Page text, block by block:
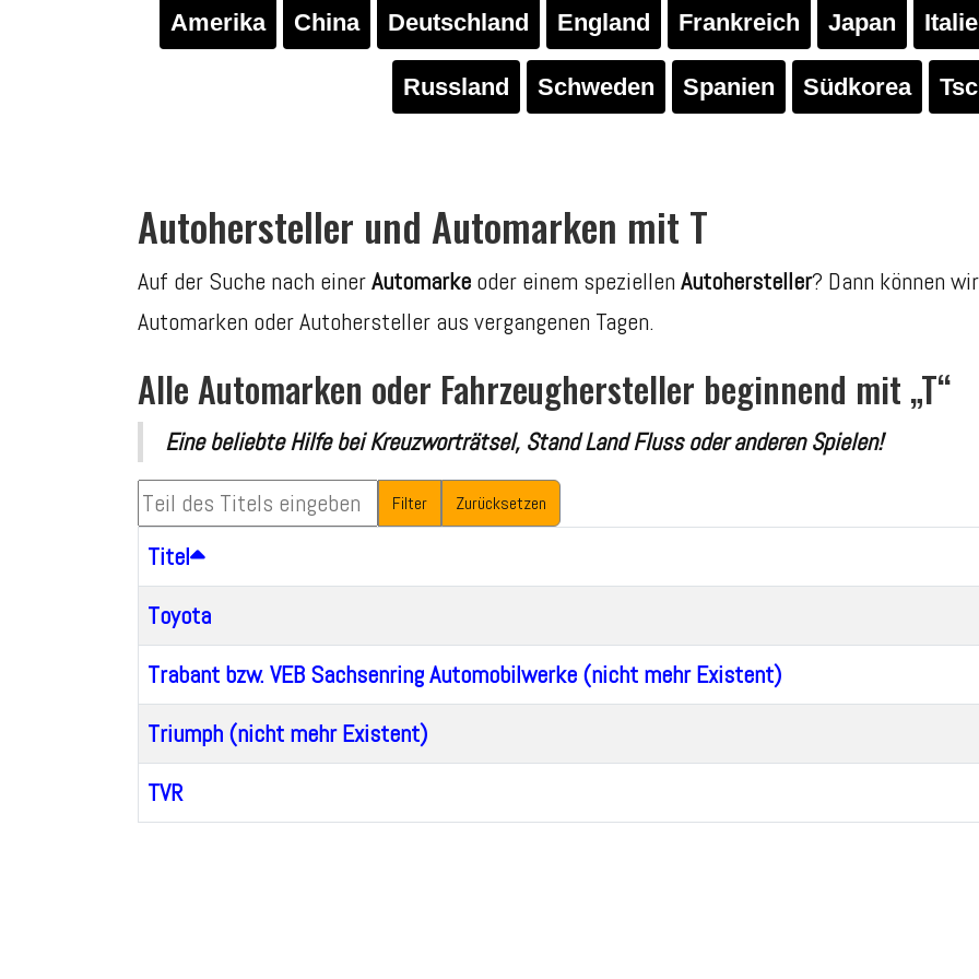
Amerika China Deutschland England Frankreich Japan
Russland Schweden Spanien Südkorea
Autohersteller und Automarken mit T
Auf der Suche nach einerAutomarke oder einem speziellen Autohersteller? Dann können
Automarken oder Autohersteller aus vergangenen Tagen.
Alle Automarken oder Fahrzeughersteller beginnend mit „T“
Eine beliebte Hilfe bei Kreuzworträtsel, Stand Land Fluss oder anderen Spielen!
Teil des Titels eingeben
Filter Zurücksetzen
Titel
Toyota
Trabant bzw. VEB Sachsenring Automobilwerke (nicht mehr Existent)
Triumph (nicht mehr Existent)
TVR